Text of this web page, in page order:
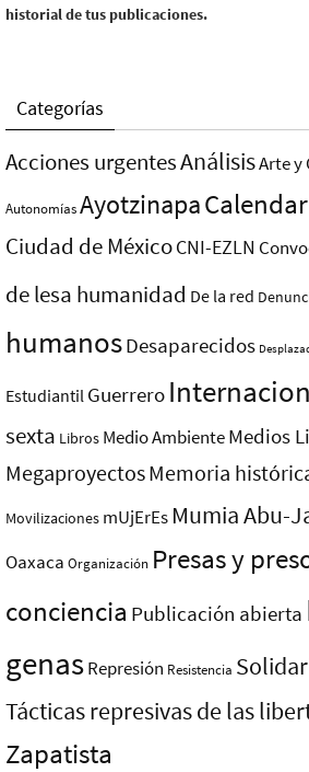
historial de tus publicaciones.
Categorías
Acciones urgentesAnálisisArte y
AutonomíasAyotzinapa
Ciudad de MéxicoCNI-EZLN
de lesa humanidad De la red
humanosDesaparecidos
Estudiantil Guerrero
sexta Libros Medio AmbienteMedios
MegaproyectosMemoria
Movilizaciones mUjErEs Mumia Abu-
Oaxaca Organización Presas y
conciencia Publicación abierta
genasRepresión Resistencia
Tácticas represivas de las
Zapatista